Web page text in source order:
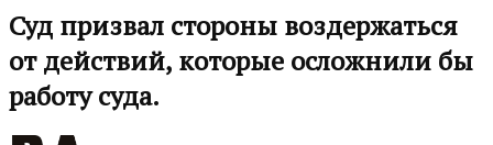
Суд призвал стороны воздержаться
от действий, которые осложнили бы
работу суда.